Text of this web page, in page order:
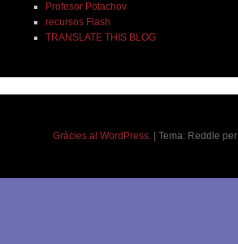
Profesor Potachov
recursos Flash
TRANSLATE THIS BLOG
Gràcies al WordPress. Tema: Reddle per